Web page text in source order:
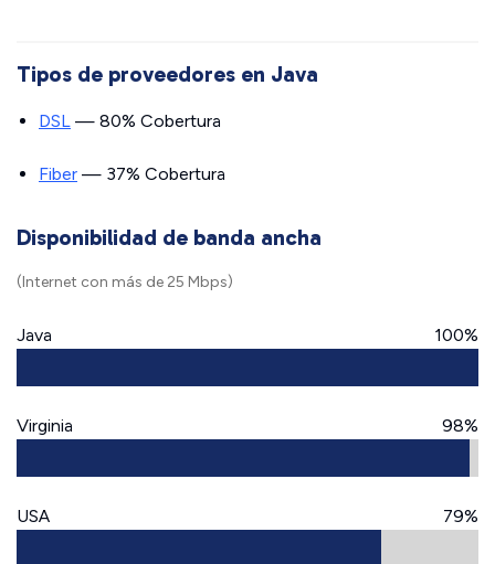
Tipos de proveedores en Java
DSL — 80% Cobertura
Fiber — 37% Cobertura
Disponibilidad de banda ancha
(Internet con más de 25 Mbps)
Java 100%
Virginia 98%
USA 79%